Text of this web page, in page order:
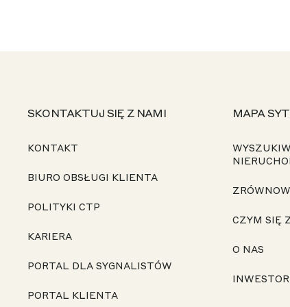
SKONTAKTUJ SIĘ Z NAMI
KONTAKT
BIURO OBSŁUGI KLIENTA
POLITYKI CTP
KARIERA
PORTAL DLA SYGNALISTÓW
PORTAL KLIENTA
MAPA
CZYM SIĘ
O NAS